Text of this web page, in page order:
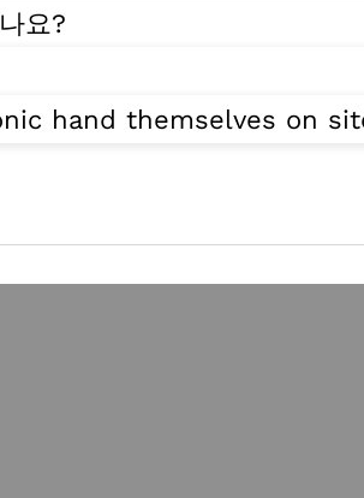
요?
hand themselves on